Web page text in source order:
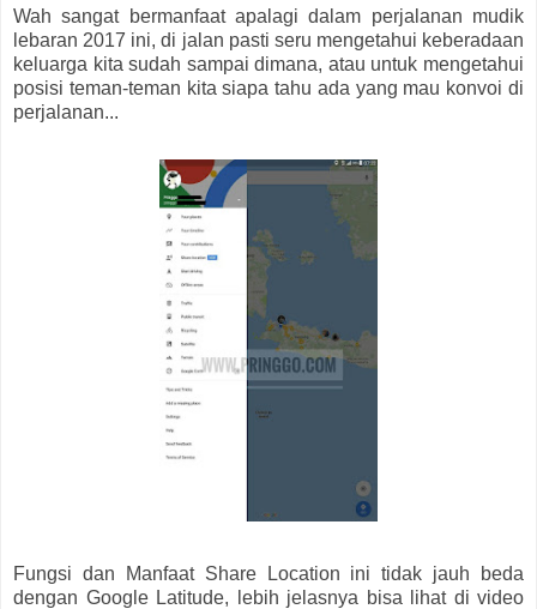
Wah sangat bermanfaat apalagi dalam perjalanan mudik
lebaran 2017 ini, di jalan pasti seru mengetahui keberadaan
keluarga kita sudah sampai dimana, atau untuk mengetahui
posisi teman-teman kita siapa tahu ada yang mau konvoi di
perjalanan...
Fungsi dan Manfaat Share Location ini tidak jauh beda
dengan Google Latitude, lebih jelasnya bisa lihat di video